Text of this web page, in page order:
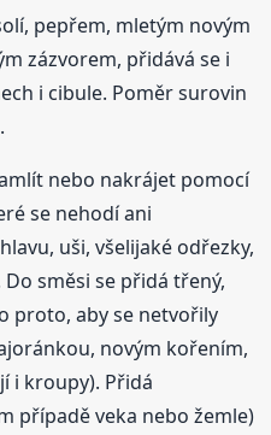
pepřem, mletým novým
zázvorem, přidává se i
i cibule. Poměr surovin
nebo nakrájet pomocí
se nehodí ani
uši, všelijaké odřezky,
směsi se přidá třený,
proto, aby se netvořily
novým kořením,
i kroupy). Přidá
případě veka nebo žemle)